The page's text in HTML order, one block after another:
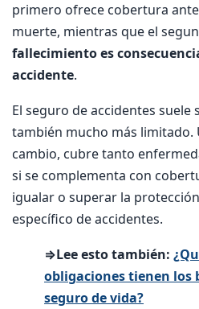
primero ofrece cobertura
muerte, mientras que el
fallecimiento es
accidente.
El seguro de accidentes suele
también mucho más limitado.
cambio, cubre tanto
si se complementa con
igualar o superar la
específico de accidentes.
⇒Lee esto también:
obligaciones tienen los
seguro de vida?